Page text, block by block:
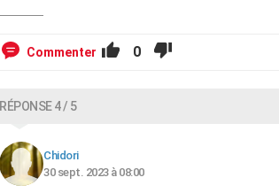
Commenter 0
RÉPONSE 4 / 5
Chidori
30 sept. 2023 à 08:00